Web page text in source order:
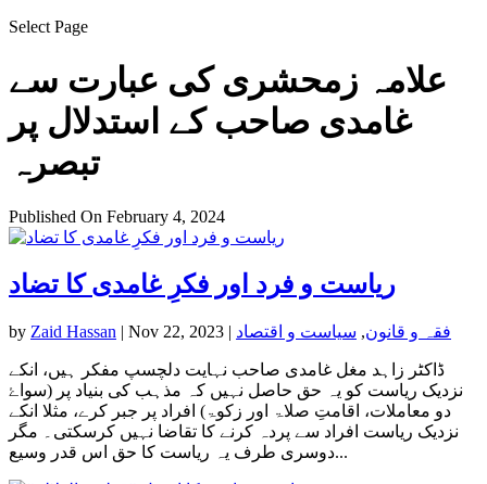
Select Page
علامہ زمحشری کی عبارت سے
غامدی صاحب کے استدلال پر
تبصرہ
Published On February 4, 2024
ریاست و فرد اور فکرِ غامدی کا تضاد
by Zaid Hassan | Nov 22, 2023 | فقہ و قانون, سیاست و اقتصاد
ڈاکٹر زاہد مغل غامدی صاحب نہایت دلچسپ مفکر ہیں، انکے
نزدیک ریاست کو یہ حق حاصل نہیں کہ مذہب کی بنیاد پر (سواۓ
دو معاملات، اقامتِ صلاۃ اور زکوۃ) افراد پر جبر کرے، مثلا انکے
نزدیک ریاست افراد سے پردہ کرنے کا تقاضا نہیں کرسکتی۔ مگر
دوسری طرف یہ ریاست کا حق اس قدر وسیع...